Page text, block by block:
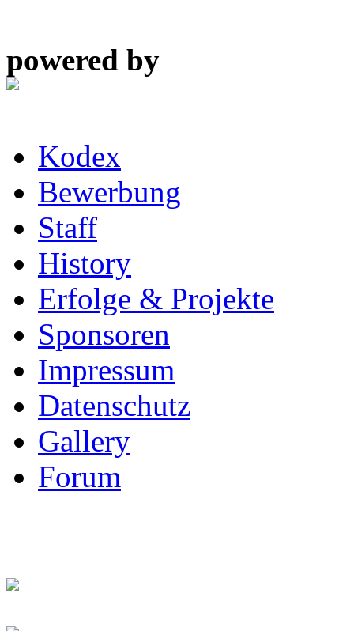
powered by
Kodex
Bewerbung
Staff
History
Erfolge & Projekte
Sponsoren
Impressum
Datenschutz
Gallery
Forum